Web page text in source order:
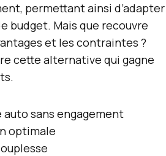
permettant ainsi d’adapter
budget. Mais que recouvre
et les contraintes ?
cette alternative qui gagne
sans engagement
optimale